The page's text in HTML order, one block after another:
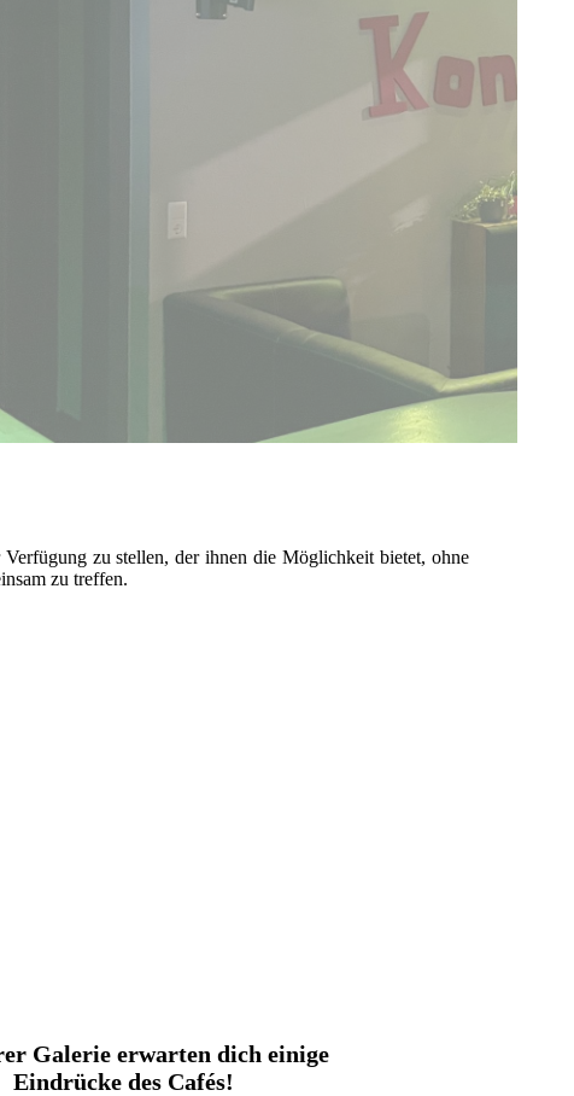
zu stellen, der ihnen die Möglichkeit bietet, ohne
zu treffen.
Galerie erwarten dich einige
Eindrücke des Cafés!